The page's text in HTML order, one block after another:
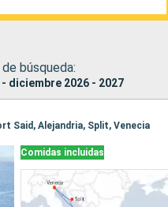
búsqueda:
diciembre 2026 - 2027
Said, Alejandria, Split, Venecia
Comidas incluidas